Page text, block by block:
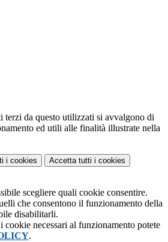
terzi da questo utilizzati si avvalgono di
ed utili alle finalità illustrate nella
i cookies Accetta tutti i cookies
scegliere quali cookie consentire.
che consentono il funzionamento della
disabilitarli.
cookie necessari al funzionamento potete
.